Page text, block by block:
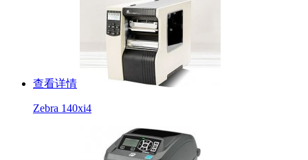
查看详情
Zebra 140xi4